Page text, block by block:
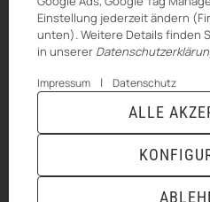
* Alle Preise inkl.
Einstellung jederzeit ändern
unten). Weitere Details finden
in unserer
Impressum | Datenschutz
ALLE